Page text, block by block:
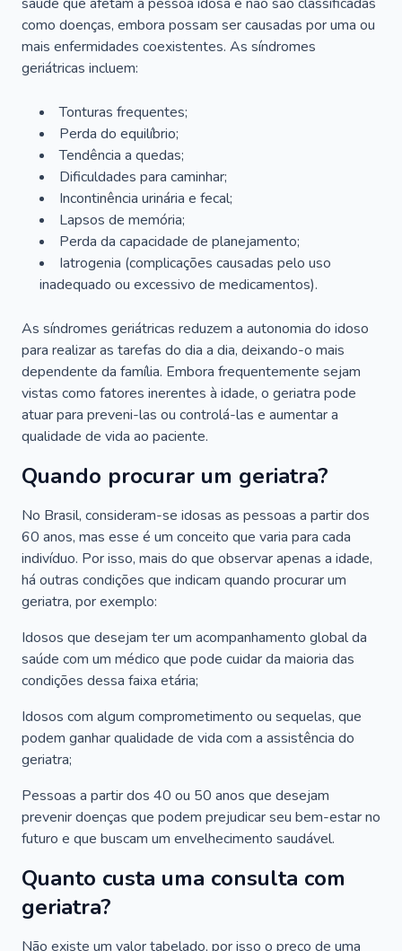
como doenças, embora possam ser causadas por uma ou
mais enfermidades coexistentes. As síndromes
geriátricas incluem:
Tonturas frequentes;
Perda do equilíbrio;
Tendência a quedas;
Dificuldades para caminhar;
Incontinência urinária e fecal;
Lapsos de memória;
Perda da capacidade de planejamento;
Iatrogenia (complicações causadas pelo uso
inadequado ou excessivo de medicamentos).
As síndromes geriátricas reduzem a autonomia do idoso
para realizar as tarefas do dia a dia, deixando-o mais
dependente da família. Embora frequentemente sejam
vistas como fatores inerentes à idade, o geriatra pode
atuar para preveni-las ou controlá-las e aumentar a
qualidade de vida ao paciente.
Quando procurar um geriatra?
No Brasil, consideram-se idosas as pessoas a partir dos
60 anos, mas esse é um conceito que varia para cada
indivíduo. Por isso, mais do que observar apenas a idade,
há outras condições que indicam quando procurar um
geriatra, por exemplo:
Idosos que desejam ter um acompanhamento global da
saúde com um médico que pode cuidar da maioria das
condições dessa faixa etária;
Idosos com algum comprometimento ou sequelas, que
podem ganhar qualidade de vida com a assistência do
geriatra;
Pessoas a partir dos 40 ou 50 anos que desejam
prevenir doenças que podem prejudicar seu bem-estar no
futuro e que buscam um envelhecimento saudável.
Quanto custa uma consulta com
geriatra?
Não existe um valor tabelado, por isso o preço de uma